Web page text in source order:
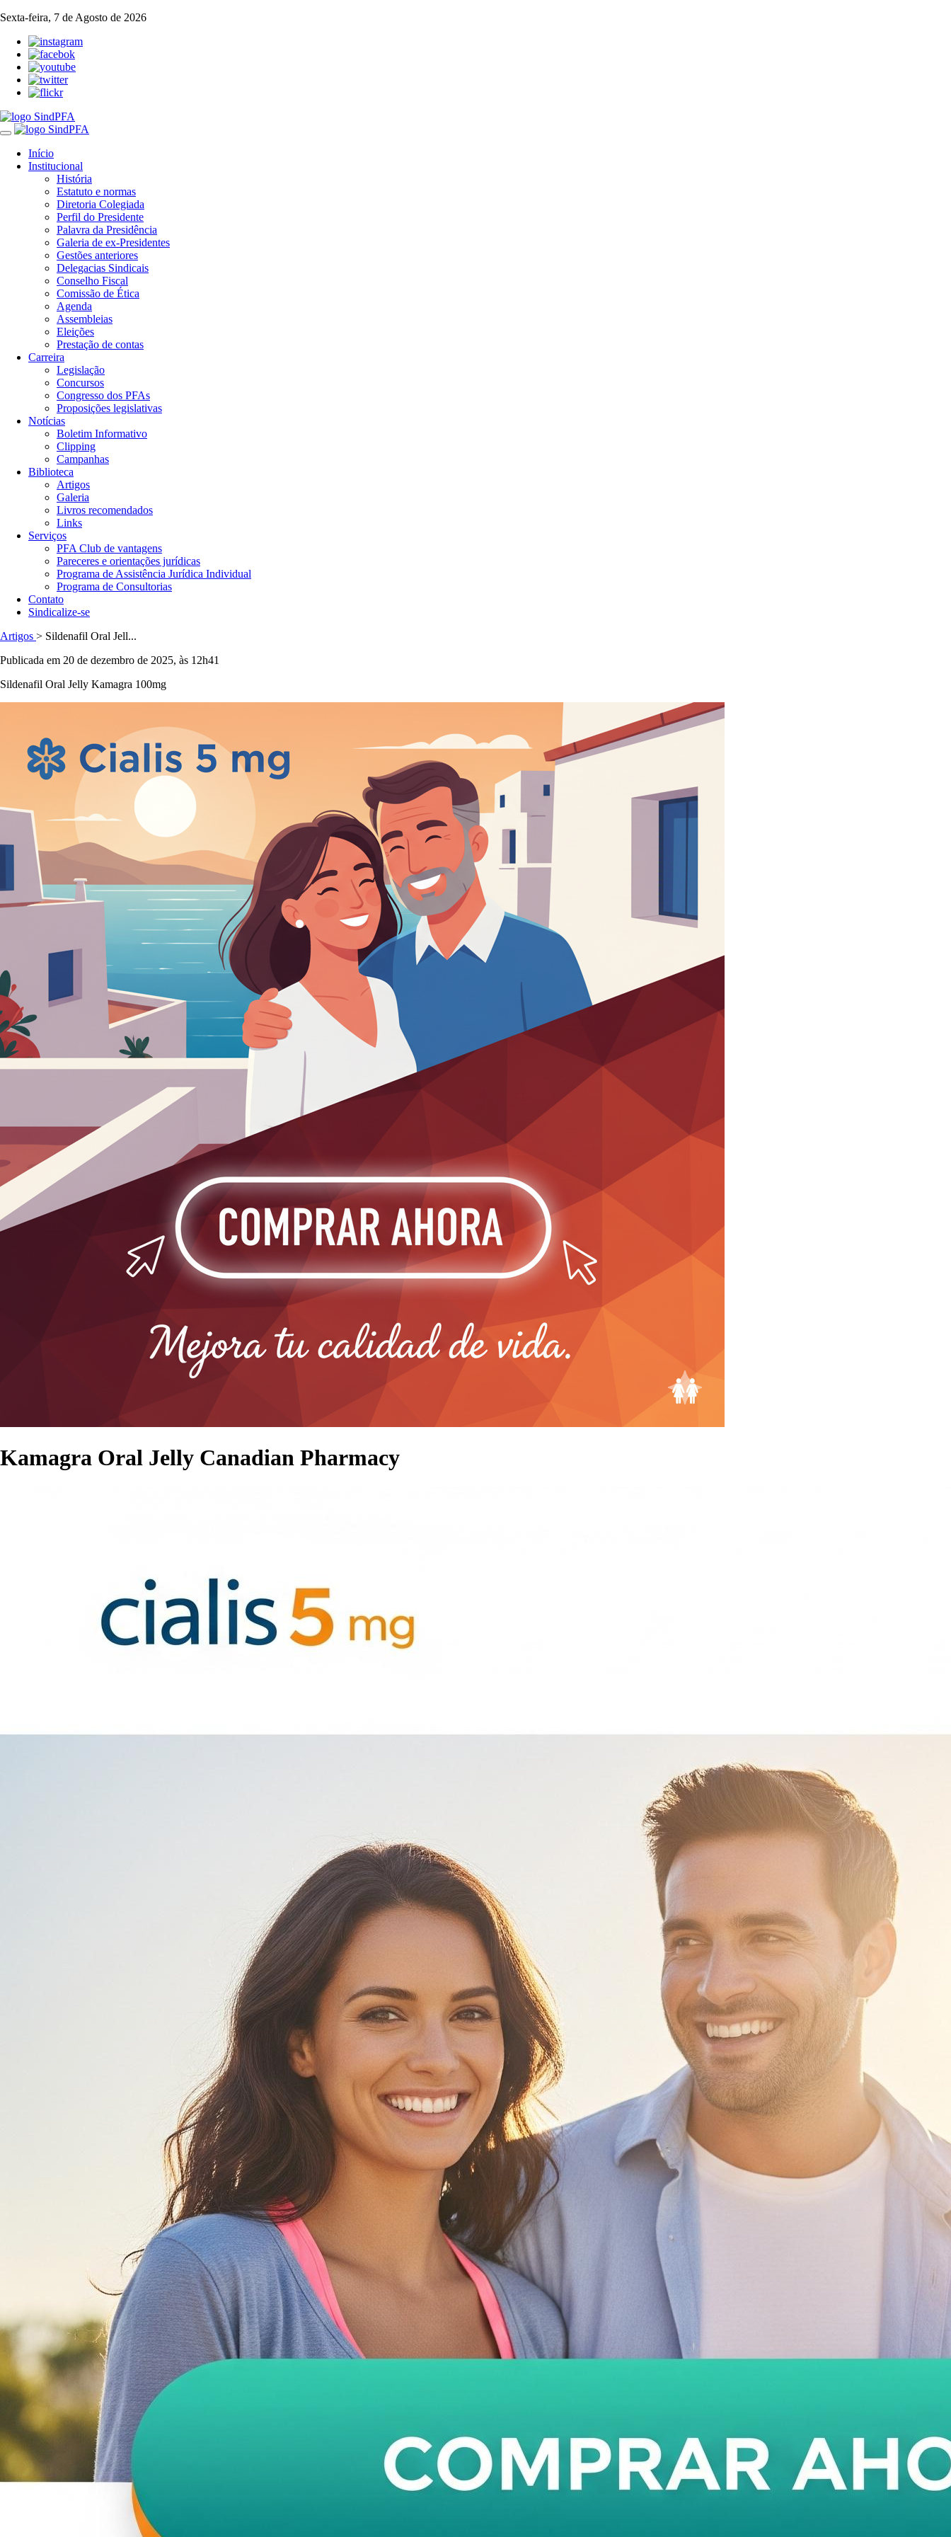
Sexta-feira, 7 de Agosto de 2026
Toggle
navigation
Início
Institucional
História
Estatuto e normas
Diretoria Colegiada
Perfil do Presidente
Palavra da Presidência
Galeria de ex-Presidentes
Gestões anteriores
Delegacias Sindicais
Conselho Fiscal
Comissão de Ética
Agenda
Assembleias
Eleições
Prestação de contas
Carreira
Legislação
Concursos
Congresso dos PFAs
Proposições legislativas
Notícias
Boletim Informativo
Clipping
Campanhas
Biblioteca
Artigos
Galeria
Livros recomendados
Links
Serviços
PFA Club de vantagens
Pareceres e orientações jurídicas
Programa de Assistência Jurídica Individual
Programa de Consultorias
Contato
Sindicalize-se
Artigos > Sildenafil Oral Jell...
Publicada em 20 de dezembro de 2025, às 12h41
Sildenafil Oral Jelly Kamagra 100mg
Kamagra Oral Jelly Canadian Pharmacy